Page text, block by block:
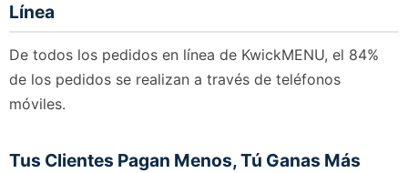
Línea
De todos los pedidos en línea de KwickMENU, el 84%
de los pedidos se realizan a través de teléfonos
móviles.
Tus Clientes Pagan Menos, Tú Ganas Más